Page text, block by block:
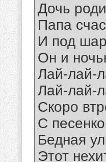
Дочь
Папа
И под
Он и
Лай-лай-
Лай-лай-
Скоро
С
Бедная
Этот